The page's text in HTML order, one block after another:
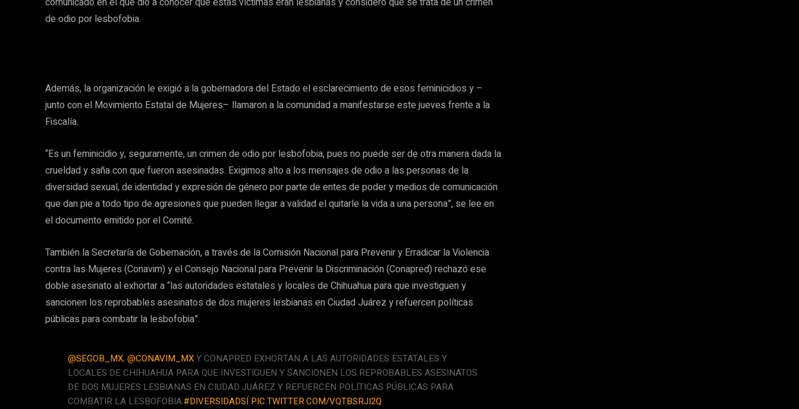
de odio por lesbofobia.
Además, la organización le exigió a la gobernadora del Estado el esclarecimiento de esos feminicidios y –
junto con el Movimiento Estatal de Mujeres– llamaron a la comunidad a manifestarse este jueves frente a la
Fiscalía.
“Es un feminicidio y, seguramente, un crimen de odio por lesbofobia, pues no puede ser de otra manera dada la
crueldad y saña con que fueron asesinadas. Exigimos alto a los mensajes de odio a las personas de la
diversidad sexual, de identidad y expresión de género por parte de entes de poder y medios de comunicación
que dan pie a todo tipo de agresiones que pueden llegar a validad el quitarle la vida a una persona”, se lee en
el documento emitido por el Comité.
También la Secretaría de Gobernación, a través de la Comisión Nacional para Prevenir y Erradicar la Violencia
contra las Mujeres (Conavim) y el Consejo Nacional para Prevenir la Discriminación (Conapred) rechazó ese
doble asesinato al exhortar a “las autoridades estatales y locales de Chihuahua para que investiguen y
sancionen los reprobables asesinatos de dos mujeres lesbianas en Ciudad Juárez y refuercen políticas
públicas para combatir la lesbofobia”.
@SEGOB_MX,@CONAVIM_MXY CONAPRED EXHORTAN A LAS AUTORIDADES ESTATALES Y
LOCALES DE CHIHUAHUA PARA QUE INVESTIGUEN Y SANCIONEN LOS REPROBABLES ASESINATOS
DE DOS MUJERES LESBIANAS EN CIUDAD JUÁREZ Y REFUERCEN POLÍTICAS PÚBLICAS PARA
COMBATIR LA LESBOFOBIA.#DIVERSIDADSÍ PIC.TWITTER.COM/VQTBSRJI2Q